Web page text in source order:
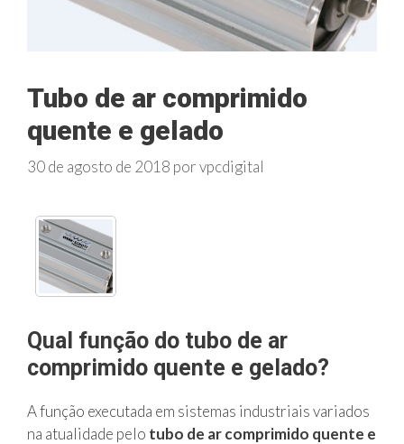
Tubo de ar comprimido
quente e gelado
30 de agosto de 2018 porvpcdigital
Qual função do tubo de ar
comprimido quente e gelado?
A função executada em sistemas industriais variados
na atualidade pelo tubo de ar comprimido quente e